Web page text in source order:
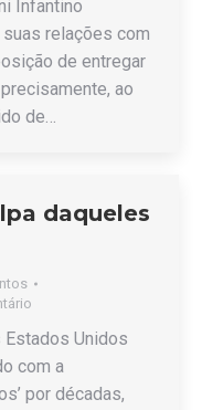
Infantino
relações com
de entregar
ao
de…
daqueles
Estados Unidos
com a
por décadas,